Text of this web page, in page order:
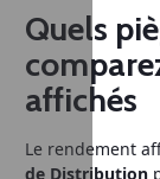
Quels
affichés
Le rendement
de Distribution